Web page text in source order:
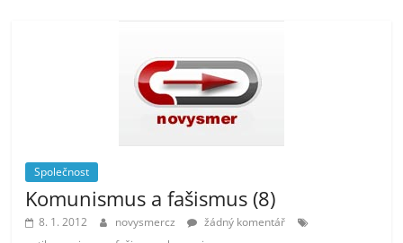
Společnost
Komunismus a fašismus (8)
8. 1. 2012 novysmercz
žádný komentář